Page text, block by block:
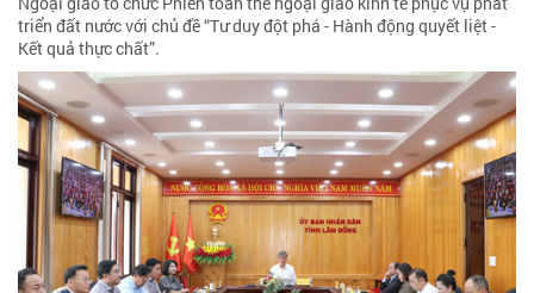
triển đất nước với chủ đề “Tư duy đột phá - Hành động quyết liệt -
Kết quả thực chất”.